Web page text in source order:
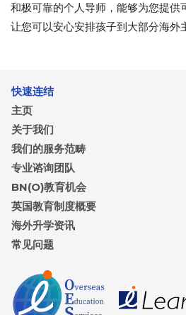
和极可靠的个人导师，能够为您提供
让您可以安心安排孩子到大部分海外
快速连结
主页
关于我们
我们的服务范畴
专业谘询团队
BN(O)教育机会
英国教育制度概要
海外升学资讯
常见问题